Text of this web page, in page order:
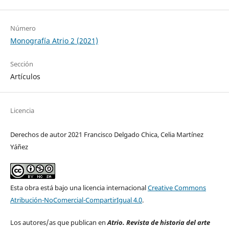
Número
Monografía Atrio 2 (2021)
Sección
Artículos
Licencia
Derechos de autor 2021 Francisco Delgado Chica, Celia Martínez
Yáñez
Esta obra está bajo una licencia internacionalCreative Commons
Atribución-NoComercial-CompartirIgual 4.0.
Los autores/as que publican enAtrio. Revista de historia del arte